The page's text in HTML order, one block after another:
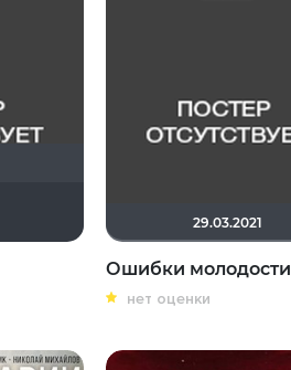
29.03.2021
Ошибки молодости
нет оценки